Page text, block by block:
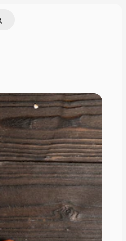
по изображению